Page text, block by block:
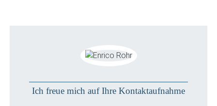
Ich freue mich auf Ihre Kontaktaufnahme